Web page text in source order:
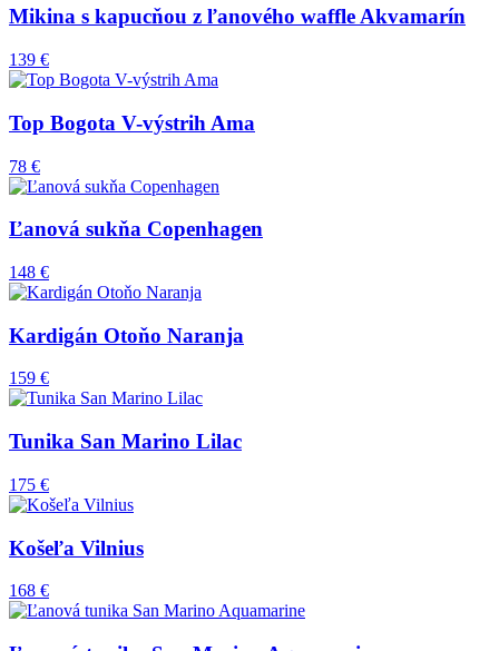
Mikina s kapucňou z ľanového waffle Akvamarín
139 €
Top Bogota V-výstrih Ama
78 €
Ľanová sukňa Copenhagen
148 €
Kardigán Otoňo Naranja
159 €
Tunika San Marino Lilac
175 €
Košeľa Vilnius
168 €